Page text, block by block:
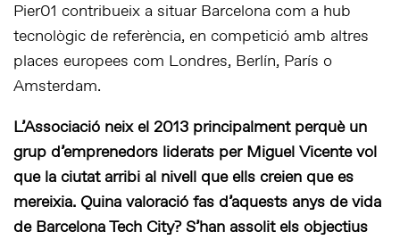
Pier01 contribueix a situar Barcelona com a hub
tecnològic de referència, en competició amb altres
places europees com Londres, Berlín, París o
Amsterdam.
L’Associació neix el 2013 principalment perquè un
grup d’emprenedors liderats per Miguel Vicente vol
que la ciutat arribi al nivell que ells creien que es
mereixia. Quina valoració fas d’aquests anys de vida
de Barcelona Tech City? S’han assolit els objectius